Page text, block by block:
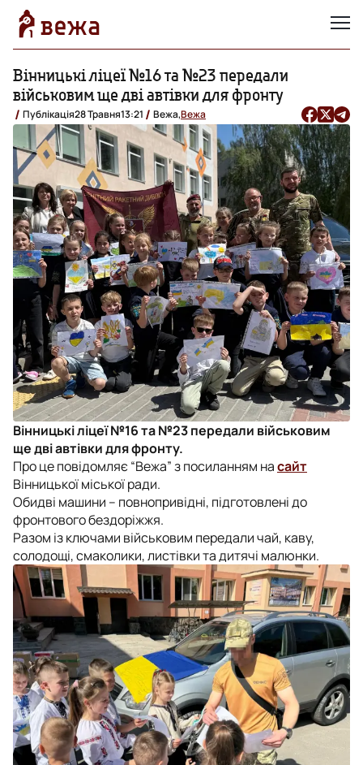
Вінницькі ліцеї №16 та №23 передали
військовим ще дві автівки для фронту
Публікація28 Травня13:21 Вежа,Вежа
Вінницькі ліцеї №16 та №23 передали військовим
ще дві автівки для фронту.
Про це повідомляє “Вежа” з посиланням насайт
Вінницької міської ради.
Обидві машини – повнопривідні, підготовлені до
фронтового бездоріжжя.
Разом із ключами військовим передали чай, каву,
солодощі, смаколики, листівки та дитячі малюнки.